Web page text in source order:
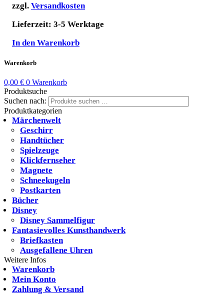
zzgl. Versandkosten
Lieferzeit: 3-5 Werktage
In den Warenkorb
Warenkorb
0,00 € 0 Warenkorb
Produktsuche
Suchen nach:
Produktkategorien
Märchenwelt
Geschirr
Handtücher
Spielzeuge
Klickfernseher
Magnete
Schneekugeln
Postkarten
Bücher
Disney
Disney Sammelfigur
Fantasievolles Kunsthandwerk
Briefkasten
Ausgefallene Uhren
Weitere Infos
Warenkorb
Mein Konto
Zahlung & Versand